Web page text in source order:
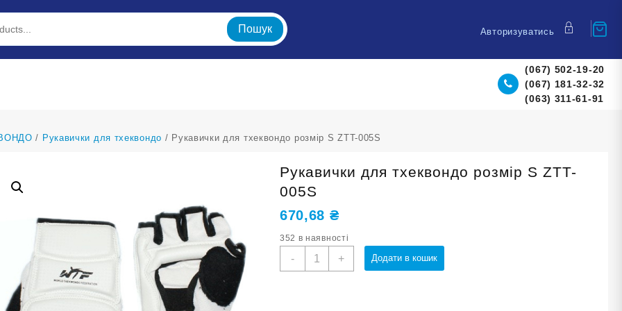
Пошук Авторизуватись
(067) 502-19-20
(067) 181-32-32
(063) 311-61-91
/ Рукавички для тхеквондо / Рукавички для тхеквондо розмір S ZTT-005S
Рукавички для тхеквондо розмір S ZTT-
005S
670,68 ₴
352 в наявності
-
Рукавички
+ Додати в кошик